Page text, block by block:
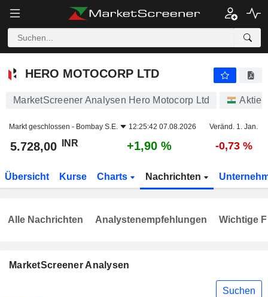
HERO MOTOCORP LTD
HERO MOTOCORP LTD
MarketScreener Analysen Hero Motocorp Ltd Aktien
Markt geschlossen - Bombay S.E. 12:25:42 07.08.2026 Veränd. 1. Jan.
5.728,00 INR +1,90 % -0,73 %
Übersicht Kurse Charts Nachrichten
MarketScreener Analysen
Suchen
Alle Nachrichten Analystenempfehlungen Wichtige